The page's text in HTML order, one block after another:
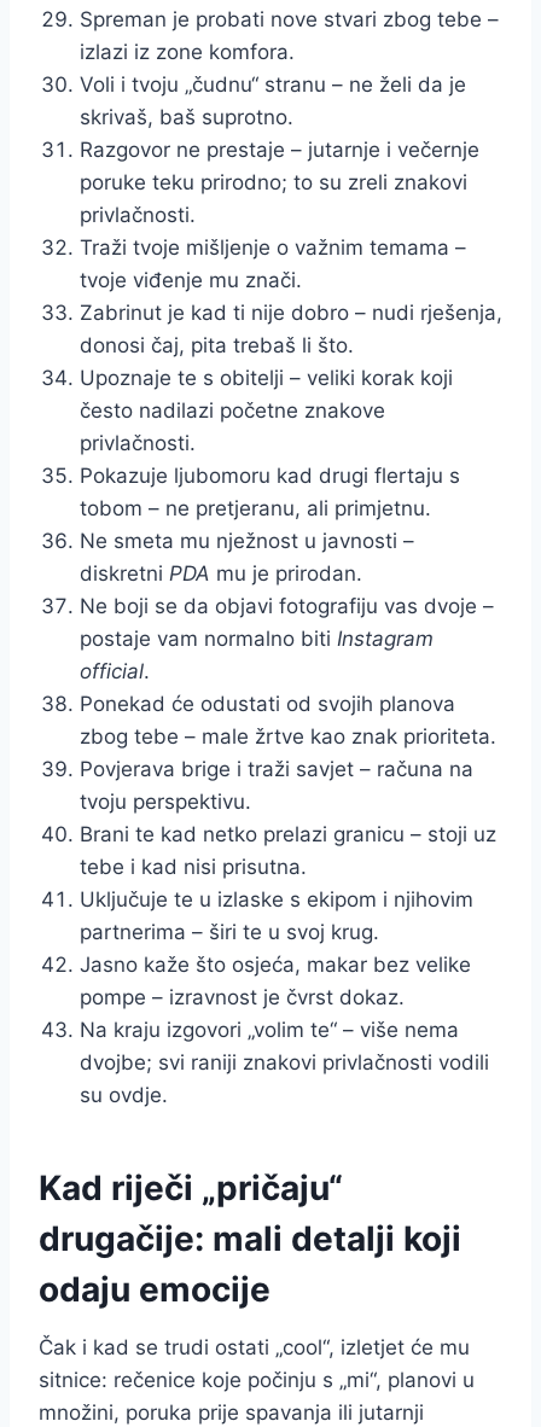
Spreman je probati nove stvari zbog tebe –
izlazi iz zone komfora.
Voli i tvoju „čudnu“ stranu – ne želi da je
skrivaš, baš suprotno.
Razgovor ne prestaje – jutarnje i večernje
poruke teku prirodno; to su zreli znakovi
privlačnosti.
Traži tvoje mišljenje o važnim temama –
tvoje viđenje mu znači.
Zabrinut je kad ti nije dobro – nudi rješenja,
donosi čaj, pita trebaš li što.
Upoznaje te s obitelji – veliki korak koji
često nadilazi početne znakove
privlačnosti.
Pokazuje ljubomoru kad drugi flertaju s
tobom – ne pretjeranu, ali primjetnu.
Ne smeta mu nježnost u javnosti –
diskretni PDA mu je prirodan.
Ne boji se da objavi fotografiju vas dvoje –
postaje vam normalno biti Instagram
official.
Ponekad će odustati od svojih planova
zbog tebe – male žrtve kao znak prioriteta.
Povjerava brige i traži savjet – računa na
tvoju perspektivu.
Brani te kad netko prelazi granicu – stoji uz
tebe i kad nisi prisutna.
Uključuje te u izlaske s ekipom i njihovim
partnerima – širi te u svoj krug.
Jasno kaže što osjeća, makar bez velike
pompe – izravnost je čvrst dokaz.
Na kraju izgovori „volim te“ – više nema
dvojbe; svi raniji znakovi privlačnosti vodili
su ovdje.
Kad riječi „pričaju“
drugačije: mali detalji koji
odaju emocije
Čak i kad se trudi ostati „cool“, izletjet će mu
sitnice: rečenice koje počinju s „mi“, planovi u
množini, poruka prije spavanja ili jutarnji